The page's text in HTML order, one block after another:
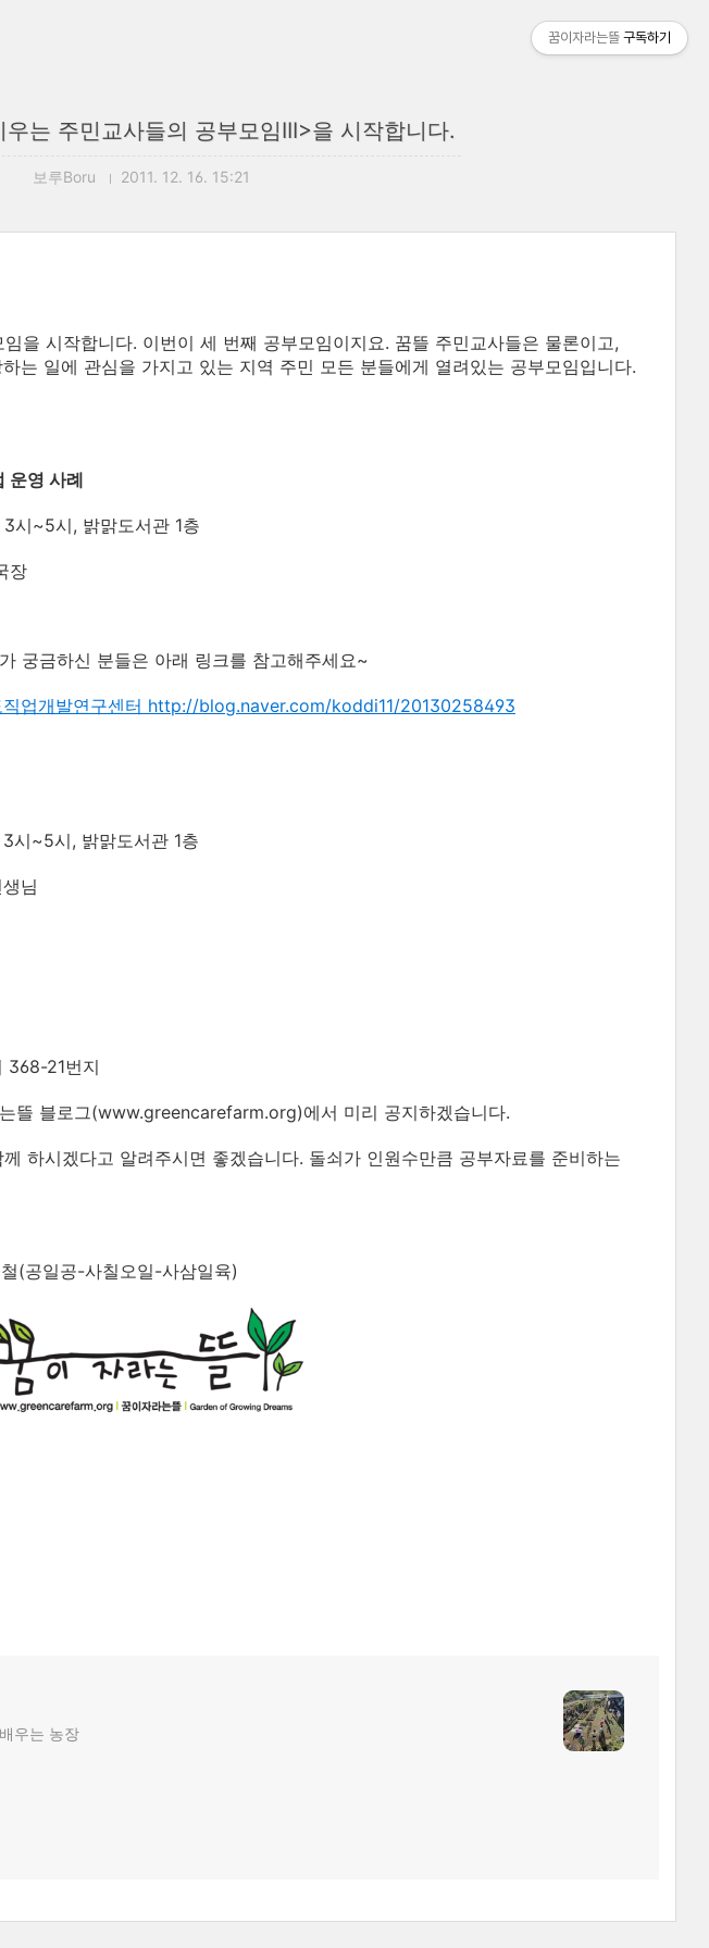
는 주민교사들의 공부모임III>을 시작합니다.
보루Boru 2011. 12. 16. 15:21
을 시작합니다. 이번이 세 번째 공부모임이지요. 꿈뜰 주민교사들은 물론이고,
는 일에 관심을 가지고 있는 지역 주민 모든 분들에게 열려있는 공부모임입니다.
운영 사례
시~5시, 밝맑도서관 1층
장
궁금하신 분들은 아래 링크를 참고해주세요~
직업개발연구센터 http://blog.naver.com/koddi11/20130258493
시~5시, 밝맑도서관 1층
님
368-21번지
뜰 블로그(www.greencarefarm.org)에서 미리 공지하겠습니다.
하시겠다고 알려주시면 좋겠습니다. 돌쇠가 인원수만큼 공부자료를 준비하는
(공일공-사칠오일-사삼일육)
우는 농장
꿈이자라는뜰 구독하기